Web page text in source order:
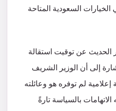
الخيارات السعودية المتاحة
الحديث عن توقيت استقالة
إلى أن الوزير الشريف
لم توفره هو وعائلته
الاتهامات بالسياسة تارةً